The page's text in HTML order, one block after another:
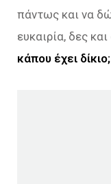
πάντως και να
ευκαιρία, δες
κάπου έχει δίκιο;